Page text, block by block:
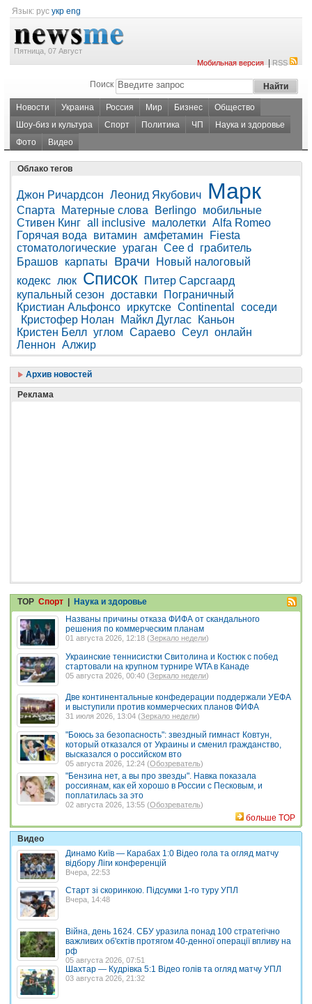
Язык: рус укр eng
Пятница, 07 Август
Мобильная версия|RSS
Поиск
Новости Украина Россия Мир Бизнес
Общество
Шоу-биз и культура
Спорт Политика ЧП
Наука и здоровье
Фото
Видео
Облако тегов
Джон Ричардсон Леонид Якубович Марк
Спарта Матерные слова Berlingo мобильные
Стивен Кинг all inclusive малолетки Alfa Romeo
Горячая вода
витамин амфетамин
Fiesta
стоматологические ураган Cee d
грабитель
Брашов
карпаты Врачи
Новый налоговый
кодекс люк Список
Питер Сарсгаард
купальный сезон
доставки
Пограничный
Кристиан Альфонсо иркутске Continental
соседи
Кристофер Нолан
Майкл Дуглас
Каньон
Кристен Белл углом Сараево Сеул онлайн
Леннон Алжир
Архив новостей
Реклама
TOP Спорт
Наука и здоровье
Названы причины отказа ФИФА от скандального
решения по коммерческим планам
01 августа 2026, 12:18 (Зеркало недели)
Украинские теннисистки Свитолина и Костюк с побед
стартовали на крупном турнире WTA в Канаде
05 августа 2026, 00:40 (Зеркало недели)
Две континентальные конфедерации поддержали УЕФА
и выступили против коммерческих планов ФИФА
31 июля 2026, 13:04 (Зеркало недели)
"Боюсь за безопасность": звездный гимнаст Ковтун,
который отказался от Украины и сменил гражданство,
высказался о российском вто
05 августа 2026, 12:24 (Обозреватель)
"Бензина нет, а вы про звезды". Навка показала
россиянам, как ей хорошо в России с Песковым, и
поплатилась за это
02 августа 2026, 13:55 (Обозреватель)
больше TOP
Видео
Динамо Київ — Карабах 1:0 Відео гола та огляд матчу
відбору Ліги конференцій
Вчера, 22:53
Старт зі скоринкою. Підсумки 1-го туру УПЛ
Вчера, 14:48
Війна, день 1624. СБУ уразила понад 100 стратегічно
важливих об'єктів протягом 40-денної операції впливу на
рф
05 августа 2026, 07:51
Шахтар — Кудрівка 5:1 Відео голів та огляд матчу УПЛ
03 августа 2026, 21:32